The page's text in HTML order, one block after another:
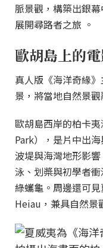
脈景觀，構築出銀
展開尋路者之旅 。
歐胡島上的
真人版《海洋奇緣
景，將當地自然景
歐胡島西岸的柏卡
Park），是片中出
波堤與海灣地形影
泳、划槳與初學者
綠蠵龜。周邊還可
Heiau，兼具自然景